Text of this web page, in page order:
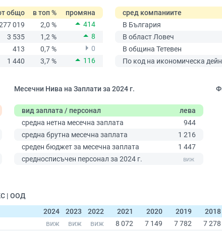
общо в топ %
промяна
019 2,0 %
414
3 535 1,2 %
8
413 0,7 %
0
1 440 3,7 % 116
сред компаниите
В България
В област Ловеч
В община Тетевен
По код на икономическа
Месечни Нива на Заплати за 2024 г.
вид заплата / персонал
лева
средна нетна месечна заплата
944
средна брутна месечна заплата
1 216
среден бюджет за месечна заплата
1 447
средносписъчен персонал за 2024 г.
| ООД
2024
2023 2022 2021 2020 2019
2018